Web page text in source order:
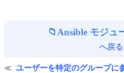
Ansible モジュ
へ戻る
ユーザーを特定のグループに